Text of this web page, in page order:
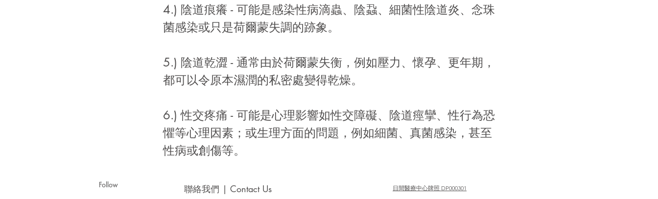
4.) 陰道痕癢 - 可能是感染性病滴蟲、陰蝨、細菌性陰道炎、念珠
菌感染或只是荷爾蒙失調的跡象。
5.) 陰道乾澀 - 通常由於荷爾蒙失衡，例如壓力、懷孕、更年期，
都可以令原本濕潤的私密處變得乾燥。
6.) 性交疼痛 - 可能是心理影響如性交障礙、陰道痙攣、性行為恐
懼等心理因素；或生理方面的問題，例如細菌、真菌感染，甚至
性病或創傷等。
Follow 聯絡我們 | Contact Us 日間醫療中心牌照 DP000301